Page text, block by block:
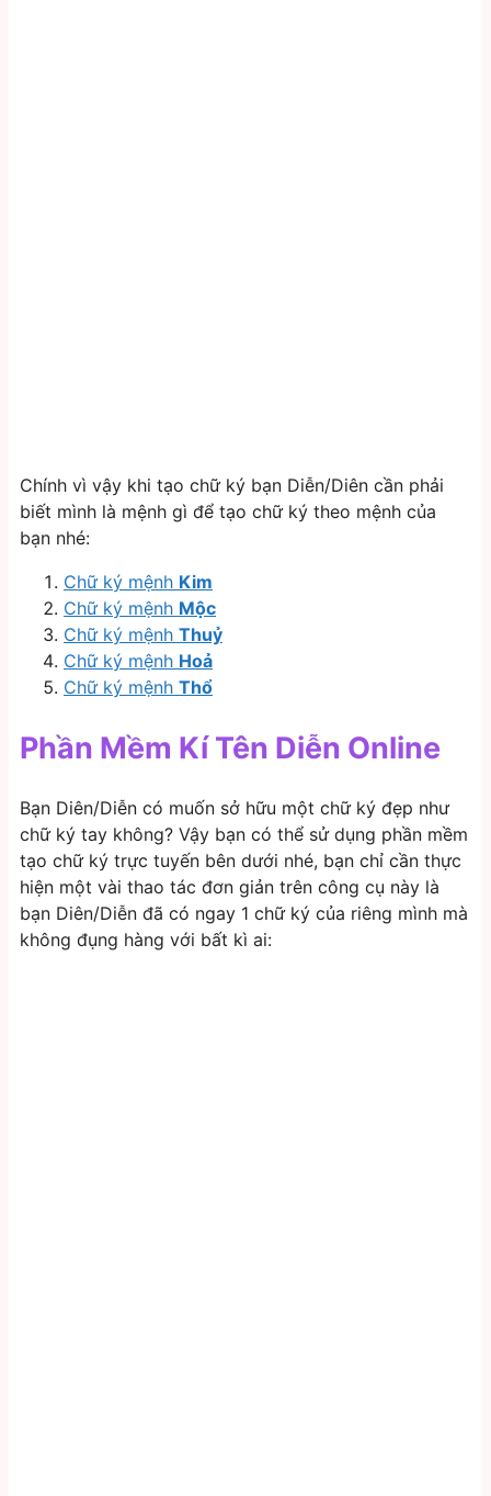
Chính vì vậy khi tạo chữ ký bạn Diễn/Diên cần phải
biết mình là mệnh gì để tạo chữ ký theo mệnh của
bạn nhé:
Chữ ký mệnh Kim
Chữ ký mệnh Mộc
Chữ ký mệnh Thuỷ
Chữ ký mệnh Hoả
Chữ ký mệnh Thổ
Phần Mềm Kí Tên Diễn Online
Bạn Diên/Diễn có muốn sở hữu một chữ ký đẹp như
chữ ký tay không? Vậy bạn có thể sử dụng phần mềm
tạo chữ ký trực tuyến bên dưới nhé, bạn chỉ cần thực
hiện một vài thao tác đơn giản trên công cụ này là
bạn Diên/Diễn đã có ngay 1 chữ ký của riêng mình mà
không đụng hàng với bất kì ai: